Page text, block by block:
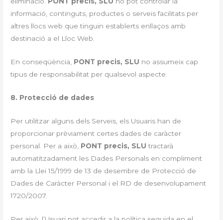
informació, continguts, productes o serveis facilitats per
altres llocs web que tinguin establerts enllaços amb
destinació a el Lloc Web.
En conseqüència, PONT precis, SLU no assumeix cap
tipus de responsabilitat per qualsevol aspecte.
8. Protecció de dades
Per utilitzar alguns dels Serveis, els Usuaris han de
proporcionar prèviament certes dades de caràcter
personal. Per a això, PONT precis, SLU tractarà
automatitzadament les Dades Personals en compliment
amb la Llei 15/1999 de 13 de desembre de Protecció de
Dades de Caràcter Personal i el RD de desenvolupament
1720/2007.